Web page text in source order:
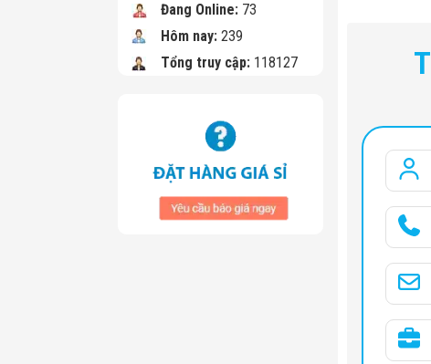
Đang Online: 73
Hôm nay: 239
Tổng truy cập: 118127